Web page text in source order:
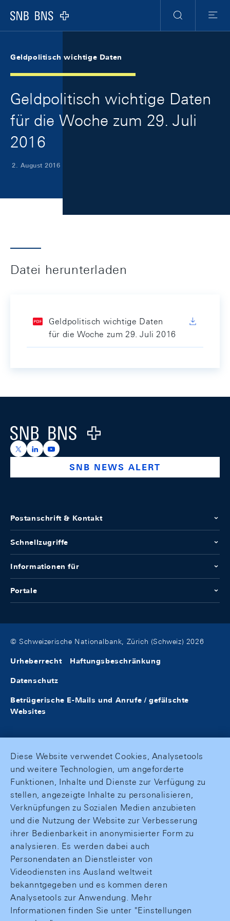
Logo
Suche
Menu
Geldpolitisch wichtige Daten
Geldpolitisch wichtige Daten
für die Woche zum 29. Juli
2016
2. August 2016
Datei herunterladen
Geldpolitisch wichtige Daten
für die Woche zum 29. Juli 2016
Logo
https://x.com/snb_bns
https://ch.linkedin.com/company/swiss-national-
https://www.youtube.com/@swissnationalbank
SNB NEWS ALERT
Postanschrift & Kontakt
Schnellzugriffe
Informationen für
Portale
© Schweizerische Nationalbank, Zürich (Schweiz) 2026
Urheberrecht Haftungsbeschränkung
Datenschutz
Betrügerische E-Mails und Anrufe / gefälschte
Websites
Diese Website verwendet Cookies, Analysetools
und weitere Technologien, um angeforderte
Funktionen, Inhalte und Dienste zur Verfügung zu
stellen, angezeigte Inhalte zu personalisieren,
Verknüpfungen zu Sozialen Medien anzubieten
und die Nutzung der Website zur Verbesserung
ihrer Bedienbarkeit in anonymisierter Form zu
analysieren. Es werden dabei auch
Personendaten an Dienstleister von
Videodiensten ins Ausland weltweit
bekanntgegeben und es kommen deren
Analysetools zur Anwendung. Mehr
Informationen finden Sie unter "Einstellungen